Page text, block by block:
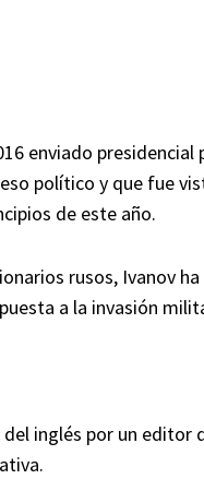
enviado
político y que fue
de este año.
rusos, Ivanov
a la invasión
inglés por un editor